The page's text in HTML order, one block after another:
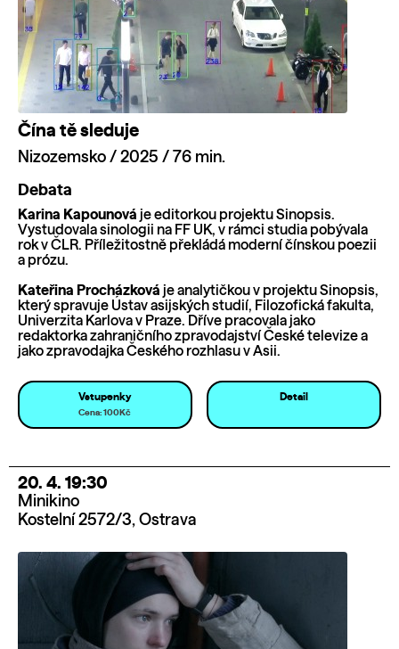
Čína tě sleduje
Nizozemsko / 2025 / 76 min.
Debata
Karina Kapounová je editorkou projektu Sinopsis.
Vystudovala sinologii na FF UK, v rámci studia pobývala
rok v ČLR. Příležitostně překládá moderní čínskou poezii
a prózu.
Kateřina Procházková je analytičkou v projektu Sinopsis,
který spravuje Ústav asijských studií, Filozofická fakulta,
Univerzita Karlova v Praze. Dříve pracovala jako
redaktorka zahraničního zpravodajství České televize a
jako zpravodajka Českého rozhlasu v Asii.
Vstupenky
Cena: 100Kč
Detail
20. 4. 19:30
Minikino
Kostelní 2572/3, Ostrava